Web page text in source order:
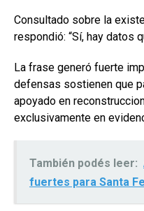
Consultado sobre la
respondió: “Sí, hay datos
La frase generó fuerte
defensas sostienen que
apoyado en
exclusivamente en
También podés leer:
fuertes para Santa Fe